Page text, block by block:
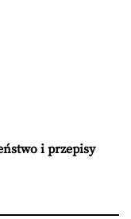
i przepisy